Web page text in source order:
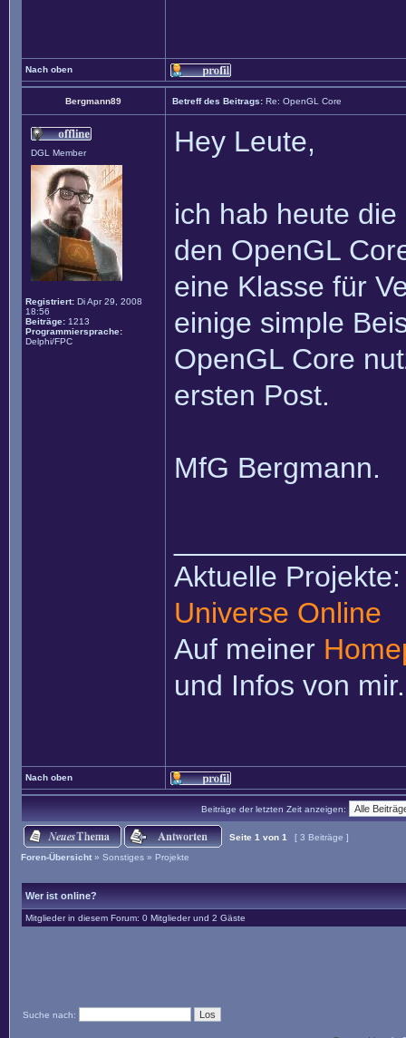
Nach oben
Bergmann89 Betreff des Beitrags: Re: OpenGL Core
DGL Member
Registriert: Di Apr 29, 2008
18:56
Beiträge: 1213
Programmiersprache:
Delphi/FPC
Hey Leute,
ich hab heute
den OpenGL
eine Klasse für
einige simple
OpenGL Core
ersten Post.
MfG Bergmann.
Aktuelle
Universe Online
Auf meiner
und Infos von mir.
Nach oben
Beiträge der letzten Zeit anzeigen:
Seite 1 von 1
[ 3 Beiträge ]
Foren-Übersicht » Sonstiges » Projekte
Wer ist online?
Mitglieder in diesem Forum: 0 Mitglieder und 2 Gäste
Suche nach: